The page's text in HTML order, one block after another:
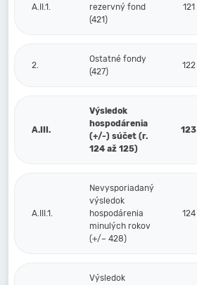
A.II.1.
rezervný fond
(421)
121
2.
Ostatné fondy
(427)
122
A.III.
Výsledok
hospodárenia
(+/-) súčet (r.
124 až 125)
123
A.III.1.
Nevysporiadaný
výsledok
hospodárenia
minulých rokov
(+/– 428)
124
Výsledok